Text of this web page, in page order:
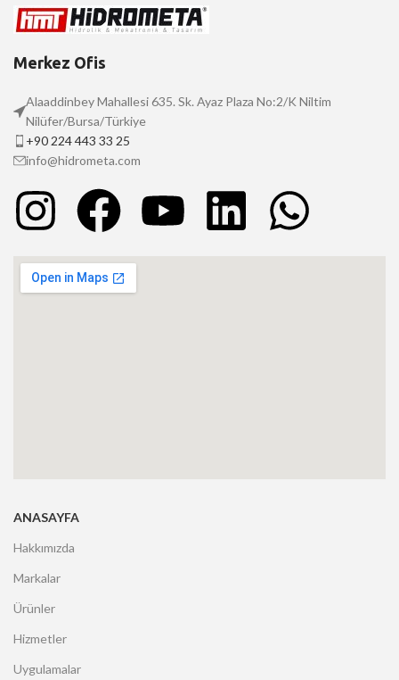
Merkez Ofis
Alaaddinbey Mahallesi 635. Sk. Ayaz Plaza No:2/K Niltim
Nilüfer/Bursa/Türkiye
+90 224 443 33 25
info@hidrometa.com
ANASAYFA
Hakkımızda
Markalar
Ürünler
Hizmetler
Uygulamalar